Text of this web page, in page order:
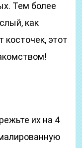
Тем более
как
косточек, этот
их на 4